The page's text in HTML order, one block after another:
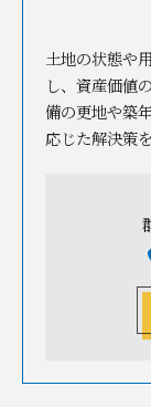
土地の状態や
し、資産価値
備の更地や築
応じた解決策